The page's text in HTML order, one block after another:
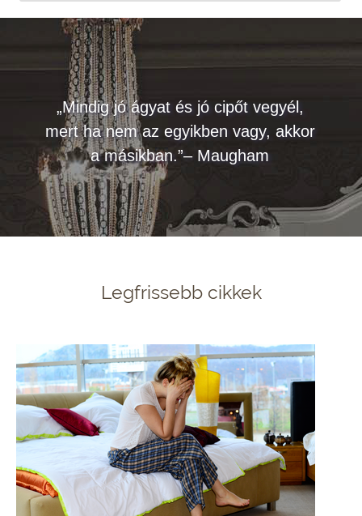
„Mindig jó ágyat és jó cipőt vegyél,
mert ha nem az egyikben vagy, akkor
a másikban.”– Maugham
Legfrissebb cikkek